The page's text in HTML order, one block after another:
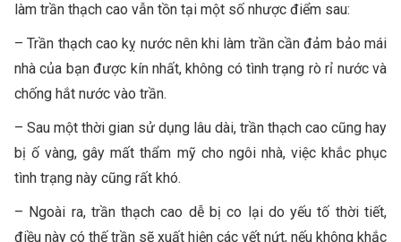
làm trần thạch cao vẫn tồn tại một số nhược điểm sau:
– Trần thạch cao kỵ nước nên khi làm trần cần đảm bảo mái
nhà của bạn được kín nhất, không có tình trạng rò rỉ nước và
chống hắt nước vào trần.
– Sau một thời gian sử dụng lâu dài, trần thạch cao cũng hay
bị ố vàng, gây mất thẩm mỹ cho ngôi nhà, việc khắc phục
tình trạng này cũng rất khó.
– Ngoài ra, trần thạch cao dễ bị co lại do yếu tố thời tiết,
điều này có thế trần sẽ xuất hiện các vết nứt, nếu không khắc